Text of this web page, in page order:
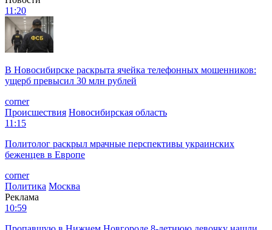
11:20
В Новосибирске раскрыта ячейка телефонных мошенников:
ущерб превысил 30 млн рублей
corner
Происшествия Новосибирская область
11:15
Политолог раскрыл мрачные перспективы украинских
беженцев в Европе
corner
Политика Москва
Реклама
10:59